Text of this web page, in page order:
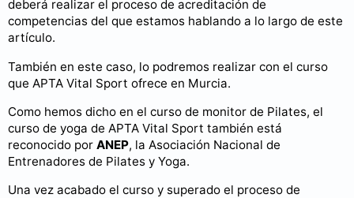
deberá realizar el proceso de acreditación de
competencias del que estamos hablando a lo largo de este
artículo.
También en este caso, lo podremos realizar con el curso
que APTA Vital Sport ofrece en Murcia.
Como hemos dicho en el curso de monitor de Pilates, el
curso de yoga de APTA Vital Sport también está
reconocido por ANEP, la Asociación Nacional de
Entrenadores de Pilates y Yoga.
Una vez acabado el curso y superado el proceso de